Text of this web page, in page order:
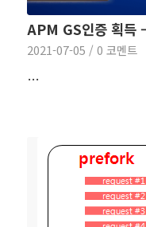
APM GS인증 획
2021-07-05 / 0 코멘트
…